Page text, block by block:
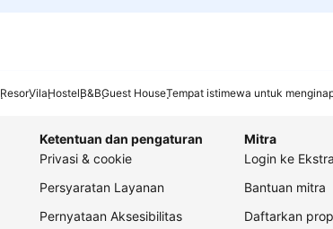
ResorVilaHostelB&BGuest HouseTempat istimewa untuk
Ketentuan dan pengaturan
Privasi & cookie
Persyaratan Layanan
Pernyataan Aksesibilitas
Mitra
Login ke
Bantuan mitra
Daftarkan